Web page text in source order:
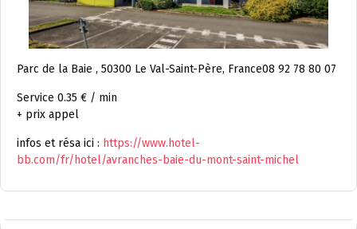
Parc de la Baie , 50300 Le Val-Saint-Père, France08 92 78 80 07
Service 0.35 € / min
+ prix appel
infos et résa ici : https://www.hotel-
bb.com/fr/hotel/avranches-baie-du-mont-saint-michel